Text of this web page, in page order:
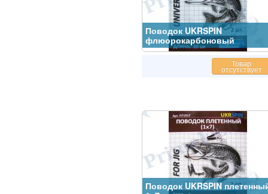
Поводок UKRSPIN
флюорокарбоновый
Товар
отсутствует
Поводок UKRSPIN